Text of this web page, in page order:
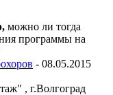
можно ли тогда
программы на
- 08.05.2015
, г.Волгоград